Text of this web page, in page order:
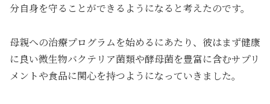
分自身を守ることができるようになると考えたのです。
母親への治療プログラムを始めるにあたり、彼はまず健康
に良い微生物バクテリア菌類や酵母菌を豊富に含むサプリ
メントや食品に関心を持つようになっていきました。